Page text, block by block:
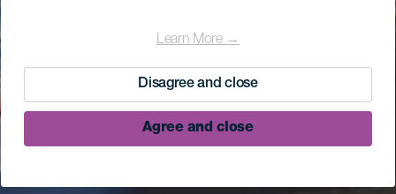
Learn More →
Disagree and close
Agree and close